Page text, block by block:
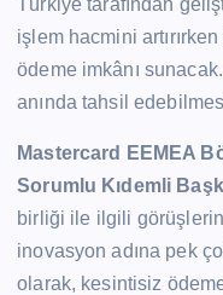
Türkiye tarafından
işlem hacmini
ödeme imkânı sunacak.
anında tahsil
Mastercard EEMEA
Sorumlu Kıdemli
birliği ile ilgili
inovasyon adına pek
olarak, kesintisiz